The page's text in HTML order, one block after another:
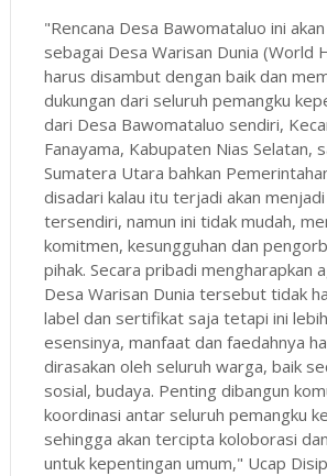
"Rencana Desa Bawomataluo ini
sebagai Desa Warisan Dunia (World
harus disambut dengan baik dan
dukungan dari seluruh pemangku
dari Desa Bawomataluo sendiri,
Fanayama, Kabupaten Nias Selatan,
Sumatera Utara bahkan
disadari kalau itu terjadi akan
tersendiri, namun ini tidak mudah,
komitmen, kesungguhan dan
pihak. Secara pribadi mengharapkan
Desa Warisan Dunia tersebut tidak
label dan sertifikat saja tetapi ini
esensinya, manfaat dan faedahnya
dirasakan oleh seluruh warga, baik
sosial, budaya. Penting dibangun
koordinasi antar seluruh pemangku
sehingga akan tercipta koloborasi
untuk kepentingan umum," Ucap